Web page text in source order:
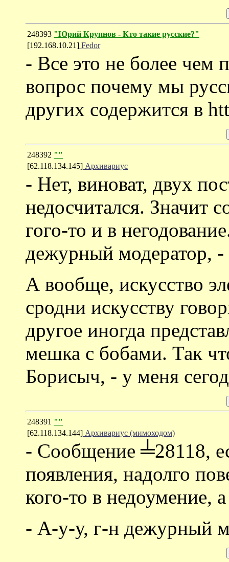
248393 "Юрий Крупнов - Кто такие русские?"
[192.168.10.21] Fedor
- Все это не более чем
вопрос почему мы
других содержится в
248392 ""
[62.118.134.145] Архивариус
- Нет, виноват, двух
недосчитался. Значит
гого-то и в
дежурный модератор, -
А вообще, искусство
сродни искусству
другое иногда
мешка с бобами. Так
Борисыч, - у меня
248391 ""
[62.118.134.144] Архивариус (мимоходом)
- Сообщение ╧28118,
появления, надолго
кого-то в недоумение,
- А-у-у, г-н дежурный